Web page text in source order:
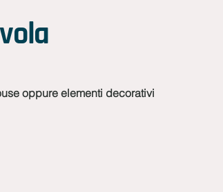
oppure elementi decorativi